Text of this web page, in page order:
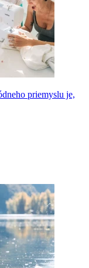
priemyslu je,